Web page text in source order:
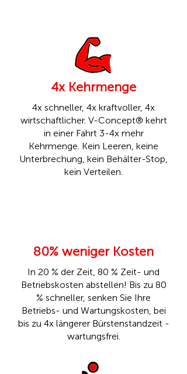
4x Kehrmenge
4x schneller, 4x kraftvoller, 4x
wirtschaftlicher. V-Concept® kehrt
in einer Fahrt 3-4x mehr
Kehrmenge. Kein Leeren, keine
Unterbrechung, kein Behälter-Stop,
kein Verteilen.
80% weniger Kosten
In 20 % der Zeit, 80 % Zeit- und
Betriebskosten abstellen! Bis zu 80
% schneller, senken Sie Ihre
Betriebs- und Wartungskosten, bei
bis zu 4x längerer Bürstenstandzeit -
wartungsfrei.